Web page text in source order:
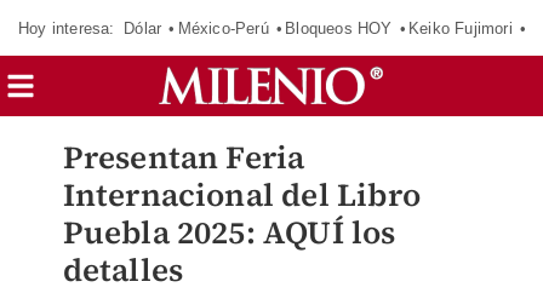
Hoy interesa: Dólar México-Perú Bloqueos HOY Keiko Fujimori
Presentan Feria
Internacional del Libro
Puebla 2025: AQUÍ los
detalles